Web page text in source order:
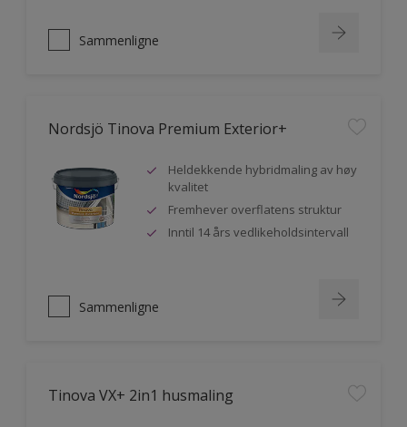
Sammenligne
Nordsjö Tinova Premium Exterior+
Heldekkende hybridmaling av høy
kvalitet
Fremhever overflatens struktur
Inntil 14 års vedlikeholdsintervall
Sammenligne
Tinova VX+ 2in1 husmaling